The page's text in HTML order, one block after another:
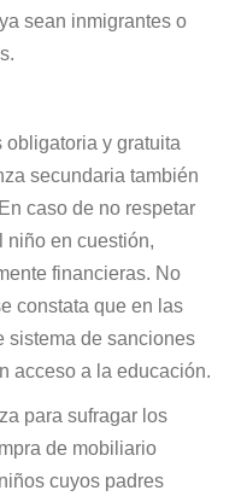
sean inmigrantes o
obligatoria y gratuita
secundaria también
caso de no respetar
niño en cuestión,
financieras. No
constata que en las
sistema de sanciones
acceso a la educación.
para sufragar los
de mobiliario
cuyos padres